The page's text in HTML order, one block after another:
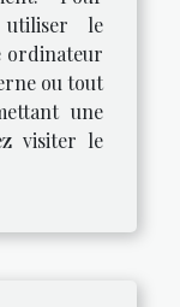
utiliser le
ordinateur
ou tout
une
visiter le